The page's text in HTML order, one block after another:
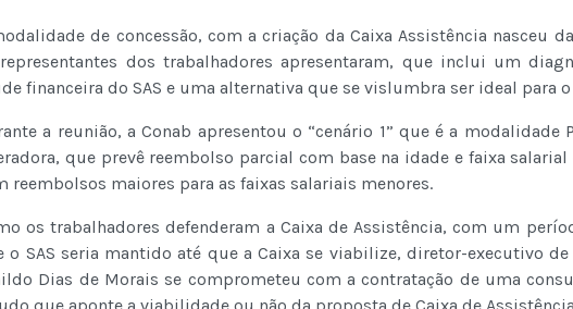
de concessão, com a criação da Caixa Assistência nasceu
dos trabalhadores apresentaram, que inclui um
financeira do SAS e uma alternativa que se vislumbra ser ideal para
a reunião, a Conab apresentou o “cenário 1” que é a modalidade
que prevê reembolso parcial com base na idade e faixa
reembolsos maiores para as faixas salariais menores.
os trabalhadores defenderam a Caixa de Assistência, com um
o SAS seria mantido até que a Caixa se viabilize, diretor-executivo de
Dias de Morais se comprometeu com a contratação de uma